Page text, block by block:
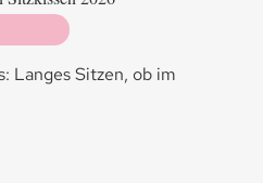
Langes Sitzen, ob im